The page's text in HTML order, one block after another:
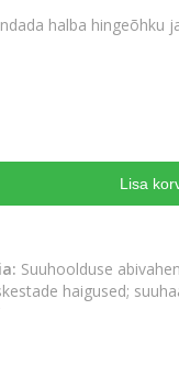
halba hingeõhku
Lisa
Suuhoolduse
haigused;